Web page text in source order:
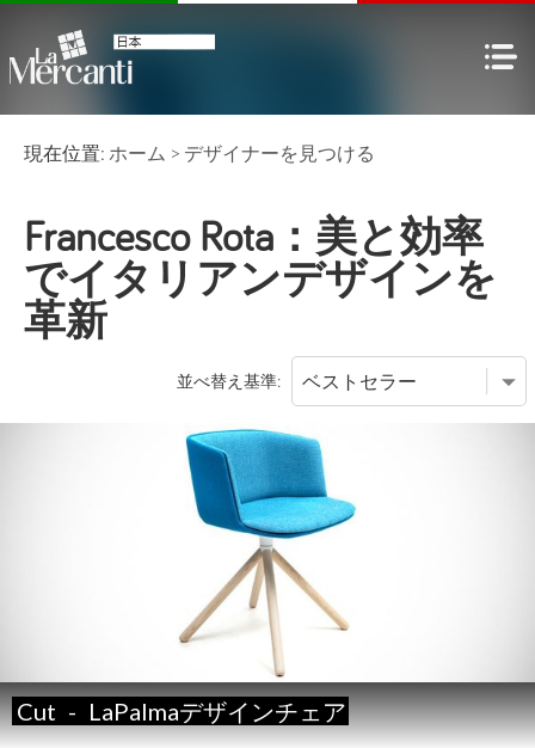
現在位置: ホーム > デザイナーを見つける
Francesco Rota：美と効率
でイタリアンデザインを
革新
並べ替え基準:
Cut - LaPalmaデザインチェア